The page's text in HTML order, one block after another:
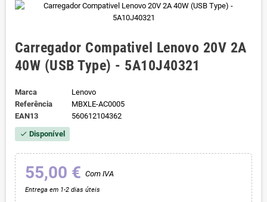
Carregador Compativel Lenovo 20V 2A
40W (USB Type) - 5A10J40321
Marca
Lenovo
Referência
MBXLE-AC0005
EAN13
560612104362
check Disponível
55,00 € Com IVA
Entrega em 1-2 dias úteis